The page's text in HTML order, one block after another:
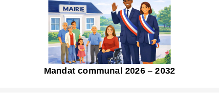
Mandat communal 2026 – 2032